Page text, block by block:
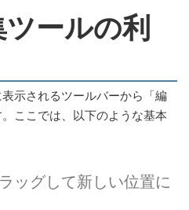
ールの利
示されるツールバーから「編
ここでは、以下のような基本
ッグして新しい位置に